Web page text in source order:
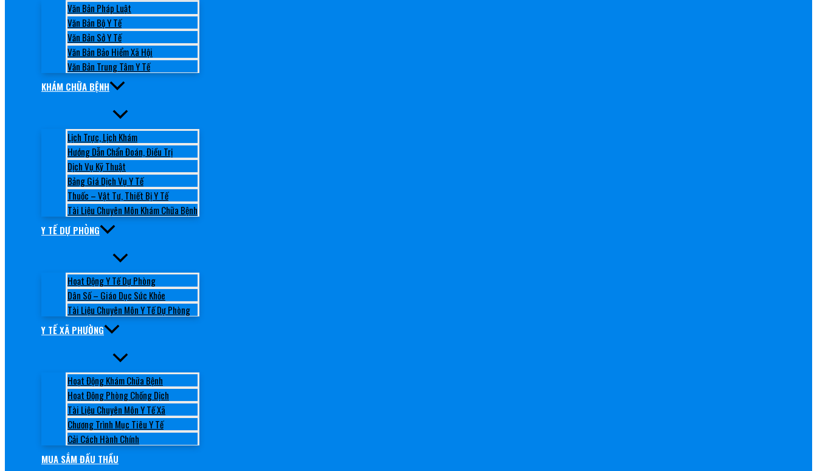
Văn Bản Pháp Luật
Văn Bản Bộ Y Tế
Văn Bản Sở Y Tế
Văn Bản Bảo Hiểm Xã Hội
Văn Bản Trung Tâm Y Tế
KHÁM CHỮA BỆNH
Lịch Trực, Lịch Khám
Hướng Dẫn Chẩn Đoán, Điều Trị
Dịch Vụ Kỹ Thuật
Bảng Giá Dịch Vụ Y Tế
Thuốc – Vật Tư, Thiết Bị Y Tế
Tài Liệu Chuyên Môn Khám Chữa Bệnh
Y TẾ DỰ PHÒNG
Hoạt Động Y Tế Dự Phòng
Dân Số – Giáo Dục Sức Khỏe
Tài Liệu Chuyên Môn Y Tế Dự Phòng
Y TẾ XÃ PHƯỜNG
Hoạt Động Khám Chữa Bệnh
Hoạt Động Phòng Chống Dịch
Tài Liệu Chuyên Môn Y Tế Xã
Chương Trình Mục Tiêu Y Tế
Cải Cách Hành Chính
MUA SẮM ĐẤU THẦU